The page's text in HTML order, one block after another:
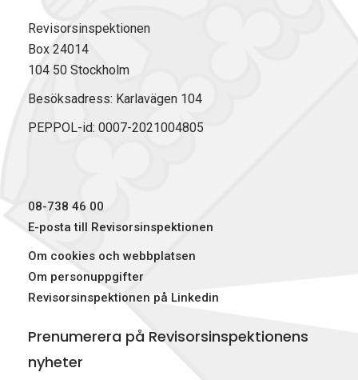
Revisorsinspektionen
Box 24014
104 50 Stockholm
Besöksadress: Karlavägen 104
PEPPOL-id: 0007-2021004805
08-738 46 00
E-posta till Revisorsinspektionen
Om cookies och webbplatsen
Om personuppgifter
Revisorsinspektionen på Linkedin
Prenumerera på Revisorsinspektionens
nyheter